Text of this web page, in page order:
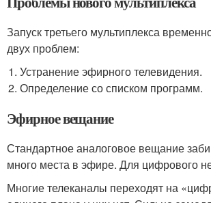
Запуск третьего мультиплекса
двух проблем:
Устранение эфирного телевидения.
Определение со списком программ.
Эфирное вещание
Стандартное аналоговое вещание
много места в эфире. Для цифрового
Многие телеканалы переходят на